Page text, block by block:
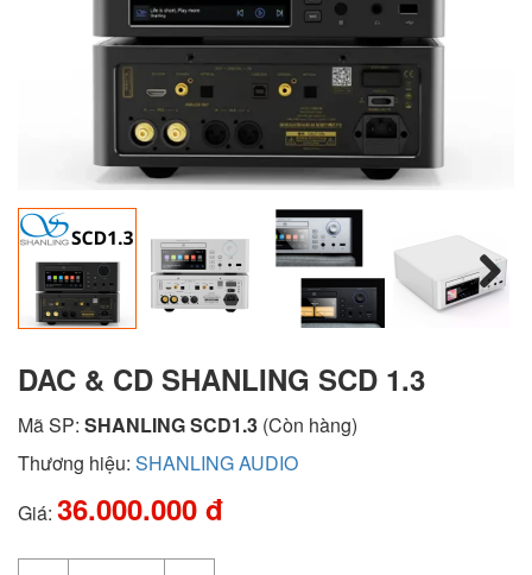
Next
DAC & CD SHANLING SCD 1.3
Mã SP: SHANLING SCD1.3 (Còn hàng)
Thương hiệu: SHANLING AUDIO
Giá: 36.000.000 đ